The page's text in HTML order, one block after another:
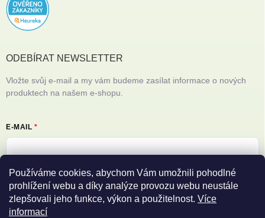
Používáme cookies, abychom Vám umožnili pohodlné
prohlížení webu a díky analýze provozu webu neustále
zlepšovali jeho funkce, výkon a použitelnost. Více
informací
ODEBÍRAT NEWSLETTER
Vložte svůj e-mail a my vám budeme zasílat informace o nových
produktech na našem e-shopu.
E-MAIL
Vložením e-mailu souhlasíte spodmínkami ochrany osobních údajů
Přihlásit se